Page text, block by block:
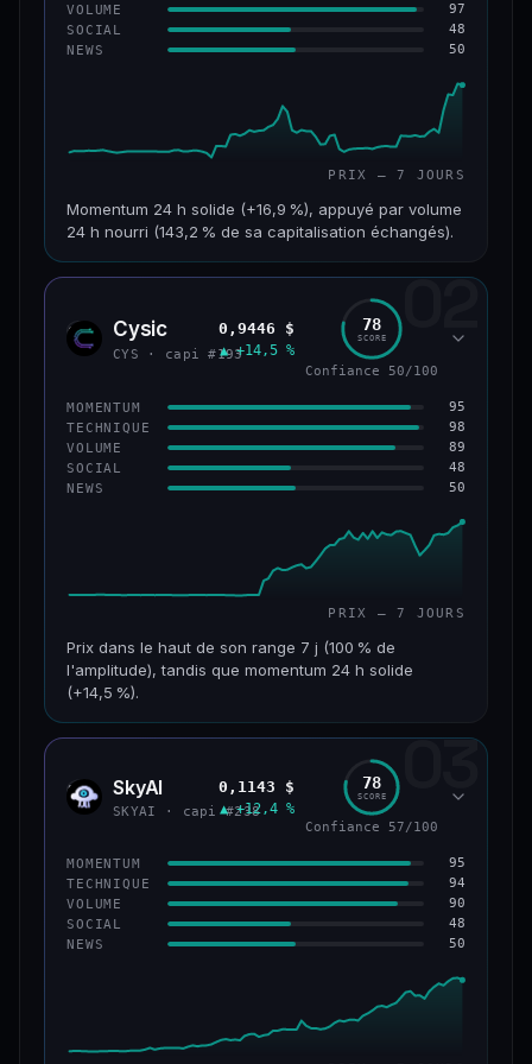
VOLUME 97
SOCIAL 48
NEWS 50
PRIX — 7 JOURS
Momentum 24 h solide (+16,9 %), appuyé par volume
24 h nourri (143,2 % de sa capitalisation échangés).
CAP. MARCHÉ VOLUME 24 H
VAR. 7 J VAR. 30 J
−10,2 %
VS ATH
−42,1 %
CONFIANCE 43/100
02
CYS Cysic
CYS · capi #193
0,9446 $
▲ +14,5 %
78
SCORE
Confiance 50/100
MOMENTUM 95
TECHNIQUE 98
VOLUME 89
SOCIAL 48
NEWS 50
PRIX — 7 JOURS
Prix dans le haut de son range 7 j (100 % de
l'amplitude), tandis que momentum 24 h solide
(+14,5 %).
CAP. MARCHÉ VOLUME 24 H
VAR. 7 J VAR. 30 J
+211,4 %
VS ATH
−3,2 % #193
CONFIANCE 50/100
03
SKYA SkyAI
SKYAI · capi #238
0,1143 $
▲ +12,4 %
78
SCORE
Confiance 57/100
MOMENTUM 95
TECHNIQUE 94
VOLUME 90
SOCIAL 48
NEWS 50